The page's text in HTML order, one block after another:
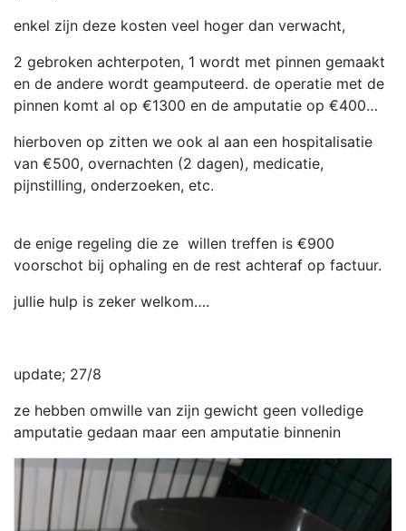
enkel zijn deze kosten veel hoger dan verwacht,
2 gebroken achterpoten, 1 wordt met pinnen gemaakt
en de andere wordt geamputeerd. de operatie met de
pinnen komt al op €1300 en de amputatie op €400…
hierboven op zitten we ook al aan een hospitalisatie
van €500, overnachten (2 dagen), medicatie,
pijnstilling, onderzoeken, etc.
de enige regeling die ze willen treffen is €900
voorschot bij ophaling en de rest achteraf op factuur.
jullie hulp is zeker welkom….
update; 27/8
ze hebben omwille van zijn gewicht geen volledige
amputatie gedaan maar een amputatie binnenin